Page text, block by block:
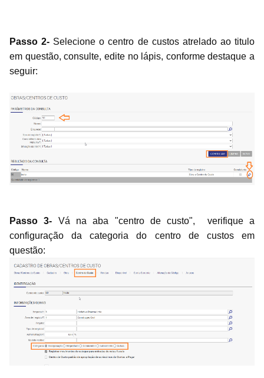
Passo 2- Selecione o centro de custos atrelado ao titulo
em questão, consulte, edite no lápis, conforme destaque a
seguir:
Passo 3- Vá na aba "centro de custo", verifique a
configuração da categoria do centro de custos em
questão: